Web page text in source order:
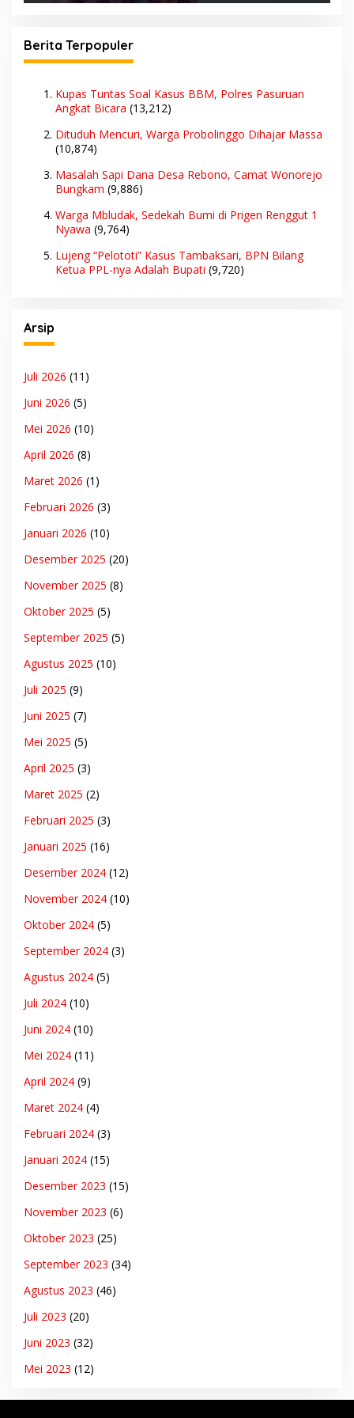
Berita Terpopuler
Kupas Tuntas Soal Kasus BBM, Polres Pasuruan
Angkat Bicara (13,212)
Dituduh Mencuri, Warga Probolinggo Dihajar Massa
(10,874)
Masalah Sapi Dana Desa Rebono, Camat Wonorejo
Bungkam (9,886)
Warga Mbludak, Sedekah Bumi di Prigen Renggut 1
Nyawa (9,764)
Lujeng “Pelototi” Kasus Tambaksari, BPN Bilang
Ketua PPL-nya Adalah Bupati (9,720)
Arsip
Juli 2026 (11)
Juni 2026 (5)
Mei 2026 (10)
April 2026 (8)
Maret 2026 (1)
Februari 2026 (3)
Januari 2026 (10)
Desember 2025 (20)
November 2025 (8)
Oktober 2025 (5)
September 2025 (5)
Agustus 2025 (10)
Juli 2025 (9)
Juni 2025 (7)
Mei 2025 (5)
April 2025 (3)
Maret 2025 (2)
Februari 2025 (3)
Januari 2025 (16)
Desember 2024 (12)
November 2024 (10)
Oktober 2024 (5)
September 2024 (3)
Agustus 2024 (5)
Juli 2024 (10)
Juni 2024 (10)
Mei 2024 (11)
April 2024 (9)
Maret 2024 (4)
Februari 2024 (3)
Januari 2024 (15)
Desember 2023 (15)
November 2023 (6)
Oktober 2023 (25)
September 2023 (34)
Agustus 2023 (46)
Juli 2023 (20)
Juni 2023 (32)
Mei 2023 (12)